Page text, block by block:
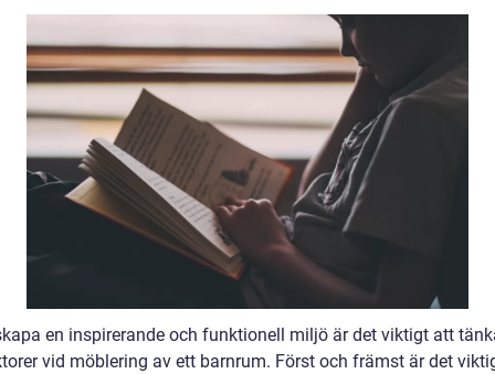
en inspirerande och funktionell miljö är det viktigt att
vid möblering av ett barnrum. Först och främst är det